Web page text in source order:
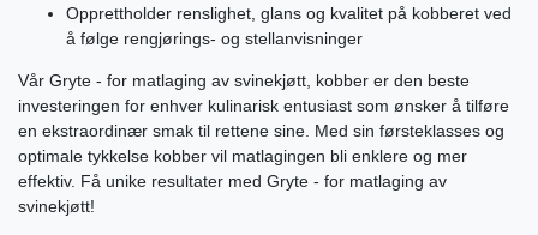
Opprettholder renslighet, glans og kvalitet på kobberet ved
å følge rengjørings- og stellanvisninger
Vår Gryte - for matlaging av svinekjøtt, kobber er den beste
investeringen for enhver kulinarisk entusiast som ønsker å tilføre
en ekstraordinær smak til rettene sine. Med sin førsteklasses og
optimale tykkelse kobber vil matlagingen bli enklere og mer
effektiv. Få unike resultater med Gryte - for matlaging av
svinekjøtt!